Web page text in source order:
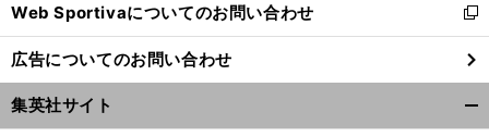
く
Web Sportivaについてのお問い合わせ
新
し
い
ウ
ィ
ン
広告についてのお問い合わせ
集英社サイト